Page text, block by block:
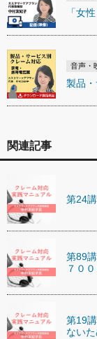
「女
音声・
製品
関連記事
第24
第89
７０
第19
ない